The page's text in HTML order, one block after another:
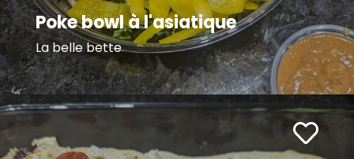
Poke bowl à l'asiatique
La belle bette